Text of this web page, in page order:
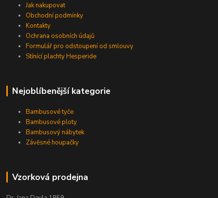
Jak nakupovat
Obchodní podmínky
Kontakty
Ochrana osobních údajů
Formulář pro odstoupení od smlouvy
Stínící plachty Hesperide
Nejoblíbenější kategorie
Bambusové tyče
Bambusové ploty
Bambusový nábytek
Závěsné houpačky
Vzorková prodejna